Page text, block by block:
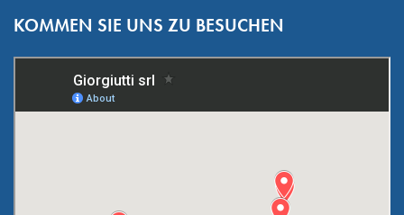
KOMMEN SIE UNS ZU BESUCHEN